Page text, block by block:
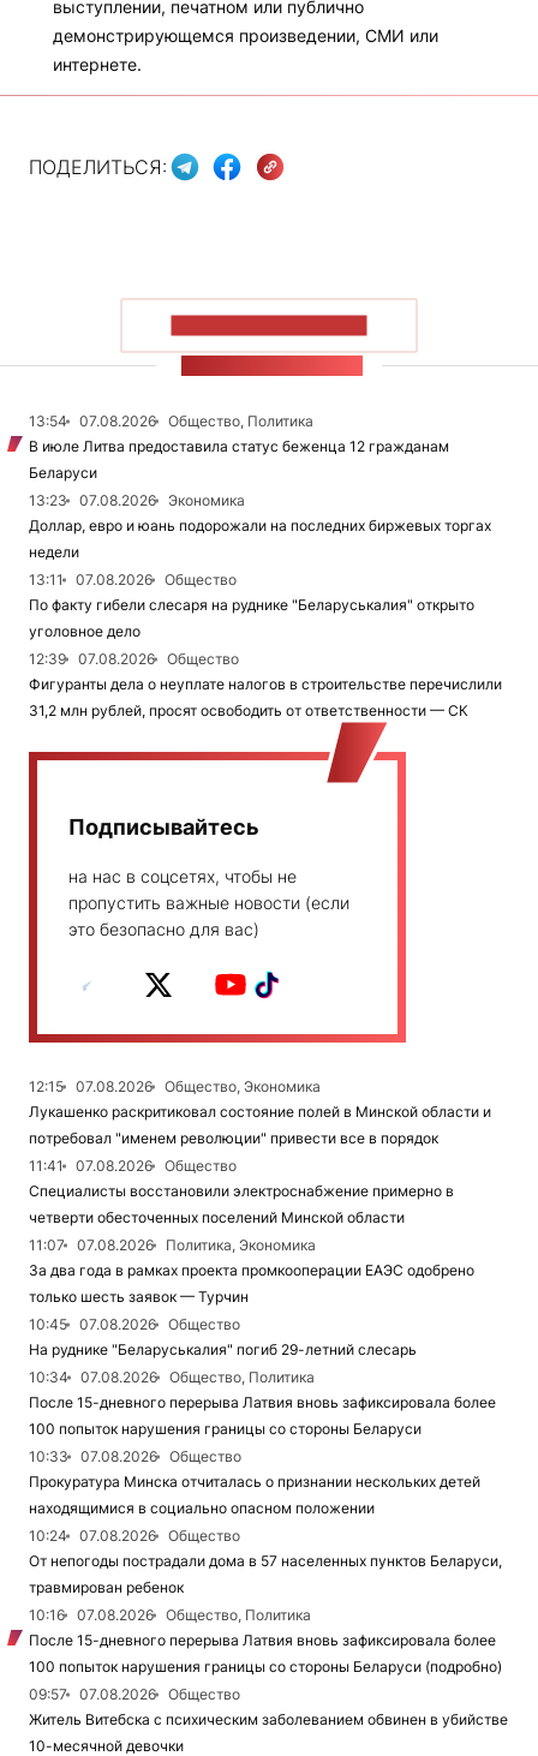
выступлении, печатном или публично
демонстрирующемся произведении, СМИ или
интернете.
ПОДЕЛИТЬСЯ:
13:54 07.08.2026
Общество, Политика
В июле Литва предоставила статус беженца 12 гражданам
Беларуси
13:23
07.08.2026
Экономика
Доллар, евро и юань подорожали на последних биржевых торгах
недели
13:11
07.08.2026
Общество
По факту гибели слесаря на руднике "Беларуськалия" открыто
уголовное дело
12:39
07.08.2026
Общество
Фигуранты дела о неуплате налогов в строительстве перечислили
31,2 млн рублей, просят освободить от ответственности — СК
Подписывайтесь
на нас в соцсетях, чтобы не
пропустить важные новости (если
это безопасно для вас)
12:15 07.08.2026
Общество, Экономика
Лукашенко раскритиковал состояние полей в Минской области и
потребовал "именем революции" привести все в порядок
11:41
07.08.2026
Общество
Специалисты восстановили электроснабжение примерно в
четверти обесточенных поселений Минской области
11:07
07.08.2026
Политика, Экономика
За два года в рамках проекта промкооперации ЕАЭС одобрено
только шесть заявок — Турчин
10:45
07.08.2026
Общество
На руднике "Беларуськалия" погиб 29-летний слесарь
10:34
07.08.2026
Общество, Политика
После 15-дневного перерыва Латвия вновь зафиксировала более
100 попыток нарушения границы со стороны Беларуси
10:33
07.08.2026
Общество
Прокуратура Минска отчиталась о признании нескольких детей
находящимися в социально опасном положении
10:24
07.08.2026
Общество
От непогоды пострадали дома в 57 населенных пунктов Беларуси,
травмирован ребенок
10:16
07.08.2026
Общество, Политика
После 15-дневного перерыва Латвия вновь зафиксировала более
100 попыток нарушения границы со стороны Беларуси (подробно)
09:57
07.08.2026
Общество
Житель Витебска с психическим заболеванием обвинен в убийстве
10-месячной девочки